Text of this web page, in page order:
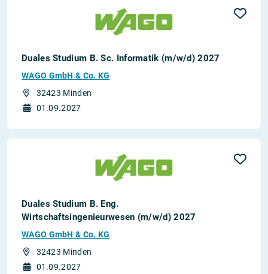
Duales Studium B. Sc. Informatik (m/w/d) 2027
WAGO GmbH & Co. KG
32423 Minden
01.09.2027
Duales Studium B. Eng.
Wirtschaftsingenieurwesen (m/w/d) 2027
WAGO GmbH & Co. KG
32423 Minden
01.09.2027